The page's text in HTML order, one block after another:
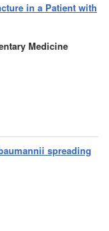
in a Patient with
Medicine
spreading